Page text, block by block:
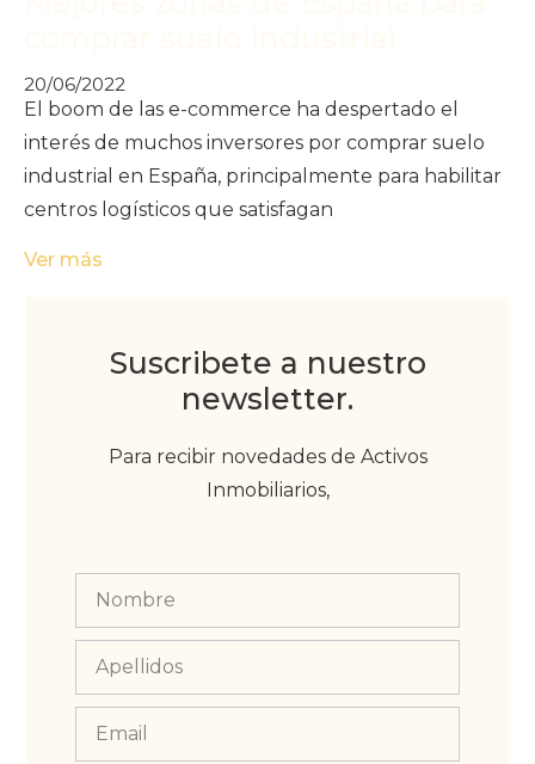
20/06/2022
El boom de las e-commerce ha despertado el
interés de muchos inversores por comprar suelo
industrial en España, principalmente para habilitar
centros logísticos que satisfagan
Ver más
Suscribete a nuestro
newsletter.
Para recibir novedades de Activos
Inmobiliarios,